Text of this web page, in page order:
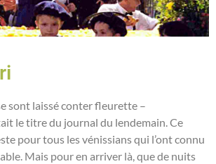
sont laissé conter fleurette –
le titre du journal du lendemain. Ce
pour tous les vénissians qui l’ont connu
Mais pour en arriver là, que de nuits